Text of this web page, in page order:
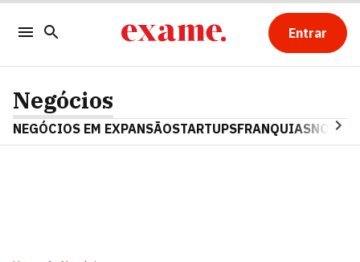
Entrar
Negócios
NEGÓCIOS EM EXPANSÃOSTARTUPSFRANQUIAS